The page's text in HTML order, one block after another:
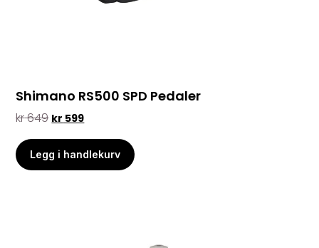
Shimano RS500 SPD Pedaler
kr649 kr 599
Legg i handlekurv